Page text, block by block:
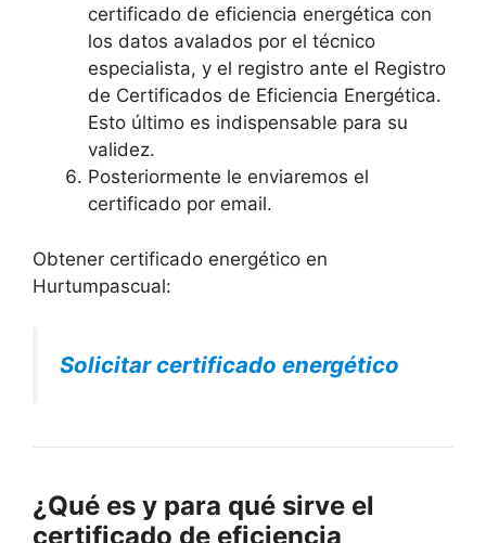
certificado de eficiencia energética con
los datos avalados por el técnico
especialista, y el registro ante el Registro
de Certificados de Eficiencia Energética.
Esto último es indispensable para su
validez.
Posteriormente le enviaremos el
certificado por email.
Obtener certificado energético en
Hurtumpascual:
Solicitar certificado energético
¿Qué es y para qué sirve el
certificado de eficiencia